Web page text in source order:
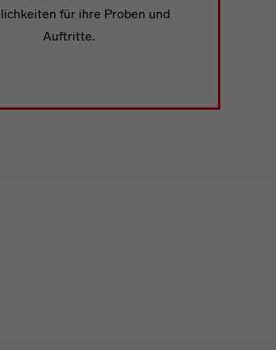
für ihre Proben und
Auftritte.